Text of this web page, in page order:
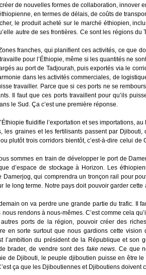
de nouvelles formes de collaboration, innover
en termes de délais, de coûts de
le produit acheté sur le marché éthiopien,
autre de ses frontières. Ce sont les régions du
franches, qui planifient ces activités, ce que
pour l’Éthiopie, même si les quantités ne
au port de Tadjourah, puis exportés via le
dans les activités commerciales, de
travailler. Parce que si ces ports ne se
Il faut que ces ports travaillent pour qu’ils
le Sud. Ça c’est une première réponse.
fluidifie l’exportation et ses importations,
graines et les fertilisants passent par Djibouti,
plutôt trois corridors bientôt, c’est-à-dire celui de
sommes en train de développer le port de
d’espace de stockage à Horizon. Les
qui comprendra un tronçon rail pour
le long terme. Notre pays doit pouvoir garder
on va perdre une grande partie du trafic. Il
rendons à nous-mêmes. C’est comme cela
ports de la région, pouvoir créer des
en sorte surtout que nous gardions cette vision
l’ambition du président de la République et son
brader, de vendre sont des fake news. Ce que
de Djibouti, le peuple djiboutien puisse en être
ça que les Djiboutiennes et Djiboutiens doivent